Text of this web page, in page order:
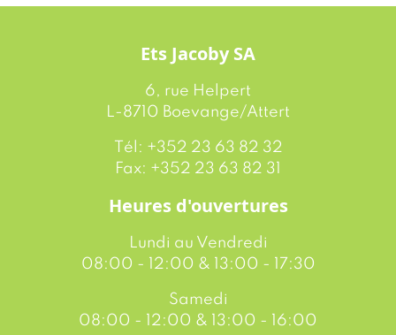
Ets Jacoby SA
6, rue Helpert
L-8710 Boevange/Attert
Tél: +352 23 63 82 32
Fax: +352 23 63 82 31
Heures d'ouvertures
Lundi au Vendredi
08:00 - 12:00 & 13:00 - 17:30
Samedi
08:00 - 12:00 & 13:00 - 16:00